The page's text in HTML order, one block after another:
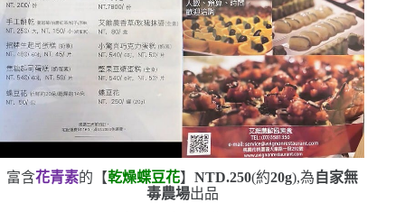
富含花青素的【乾燥蝶豆花】NTD.250(約20g),為 自家無
毒農場出品